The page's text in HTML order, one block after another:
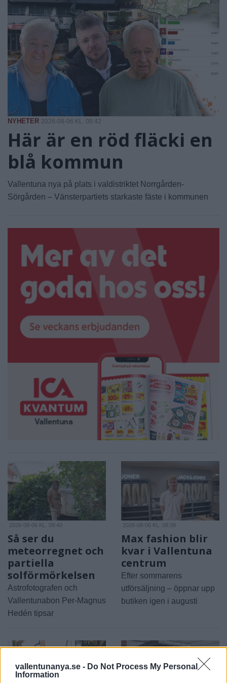
vallentunanya.se - Do Not Process My Personal
Information
NYHETER 2026-08-06 KL. 08:42
Här är en röd fläcki en
blå kommun
Vallentuna nya på plats i valdistriktet Norrgården-
Sörgården – Vänsterpartiets starkaste fäste i kommunen
2026-08-06 KL. 08:40
Så ser du
meteorregnet och
partiella
solförmörkelsen
Astrofotografen och
Vallentunabon Per-Magnus
Hedén tipsar
2026-08-06 KL. 08:39
Max fashion blir
kvar i Vallentuna
centrum
Efter sommarens
utförsäljning – öppnar upp
butiken igen i augusti